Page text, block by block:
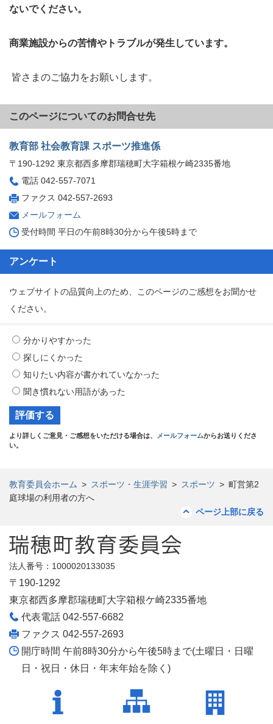
ないでください。
商業施設からの苦情やトラブルが発生しています。
皆さまのご協力をお願いします。
このページについてのお問合せ先
教育部 社会教育課 スポーツ推進係
〒190-1292 東京都西多摩郡瑞穂町大字箱根ケ崎2335番地
電話 042-557-7071
ファクス 042-557-2693
メールフォーム
受付時間 平日の午前8時30分から午後5時まで
アンケート
ウェブサイトの品質向上のため、このページのご感想をお聞かせ
ください。
分かりやすかった
探しにくかった
知りたい内容が書かれていなかった
聞き慣れない用語があった
より詳しくご意見・ご感想をいただける場合は、 メールフォームからお送りくださ
い。
教育委員会ホーム > スポーツ・生涯学習 > スポーツ > 町営第2
庭球場の利用者の方へ
ページ上部に戻る
法人番号：1000020133035
〒190-1292
東京都西多摩郡瑞穂町大字箱根ケ崎2335番地
代表電話 042-557-6682
ファクス 042-557-2693
開庁時間 午前8時30分から午後5時まで(土曜日・日曜
日・祝日・休日・年末年始を除く)